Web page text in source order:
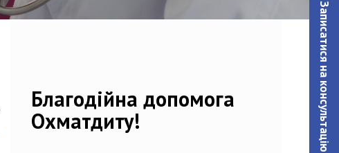
Записатися на консультацiю
Благодійна допомога
Охматдиту!